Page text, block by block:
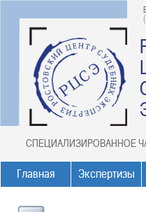
СПЕЦИАЛИЗИРОВАННОЕ
Главная Экспертизы